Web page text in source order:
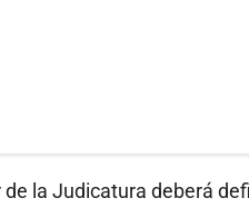
la Judicatura deberá